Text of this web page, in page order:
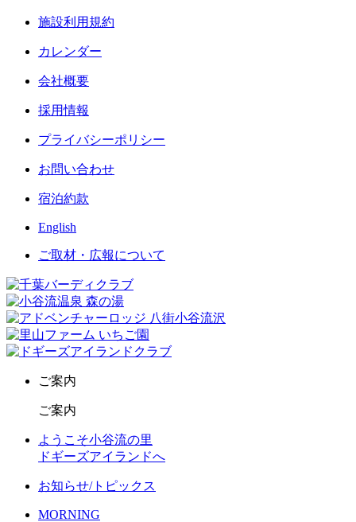
施設利用規約
カレンダー
会社概要
採用情報
プライバシーポリシー
お問い合わせ
宿泊約款
English
ご取材・広報について
ご案内
ご案内
ようこそ小谷流の里
ドギーズアイランドへ
お知らせ/トピックス
MORNING